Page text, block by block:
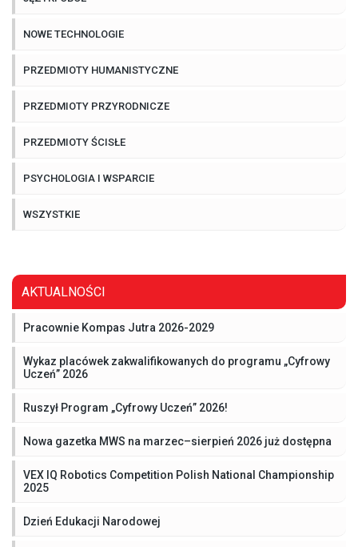
NOWE TECHNOLOGIE
PRZEDMIOTY HUMANISTYCZNE
PRZEDMIOTY PRZYRODNICZE
PRZEDMIOTY ŚCISŁE
PSYCHOLOGIA I WSPARCIE
WSZYSTKIE
AKTUALNOŚCI
Pracownie Kompas Jutra 2026-2029
Wykaz placówek zakwalifikowanych do programu „Cyfrowy
Uczeń” 2026
Ruszył Program „Cyfrowy Uczeń” 2026!
Nowa gazetka MWS na marzec–sierpień 2026 już dostępna
VEX IQ Robotics Competition Polish National Championship
2025
Dzień Edukacji Narodowej